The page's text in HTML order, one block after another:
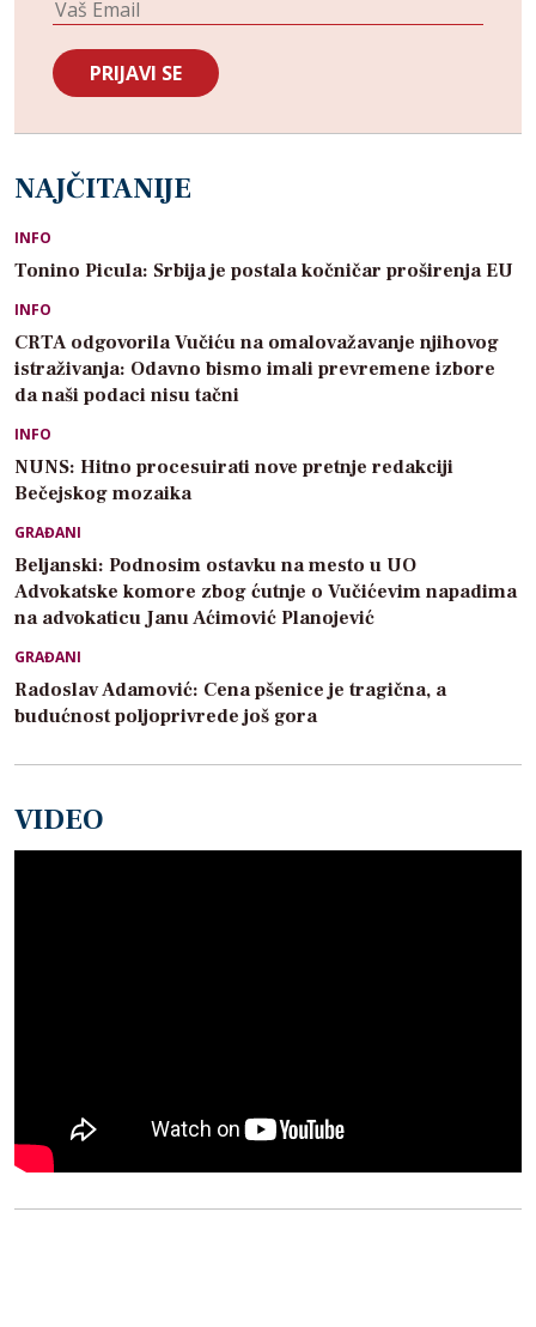
NAJČITANIJE
INFO
Tonino Picula: Srbija je postala kočničar proširenja EU
INFO
CRTA odgovorila Vučiću na omalovažavanje njihovog
istraživanja: Odavno bismo imali prevremene izbore
da naši podaci nisu tačni
INFO
NUNS: Hitno procesuirati nove pretnje redakciji
Bečejskog mozaika
GRAĐANI
Beljanski: Podnosim ostavku na mesto u UO
Advokatske komore zbog ćutnje o Vučićevim napadima
na advokaticu Janu Aćimović Planojević
GRAĐANI
Radoslav Adamović: Cena pšenice je tragična, a
budućnost poljoprivrede još gora
VIDEO